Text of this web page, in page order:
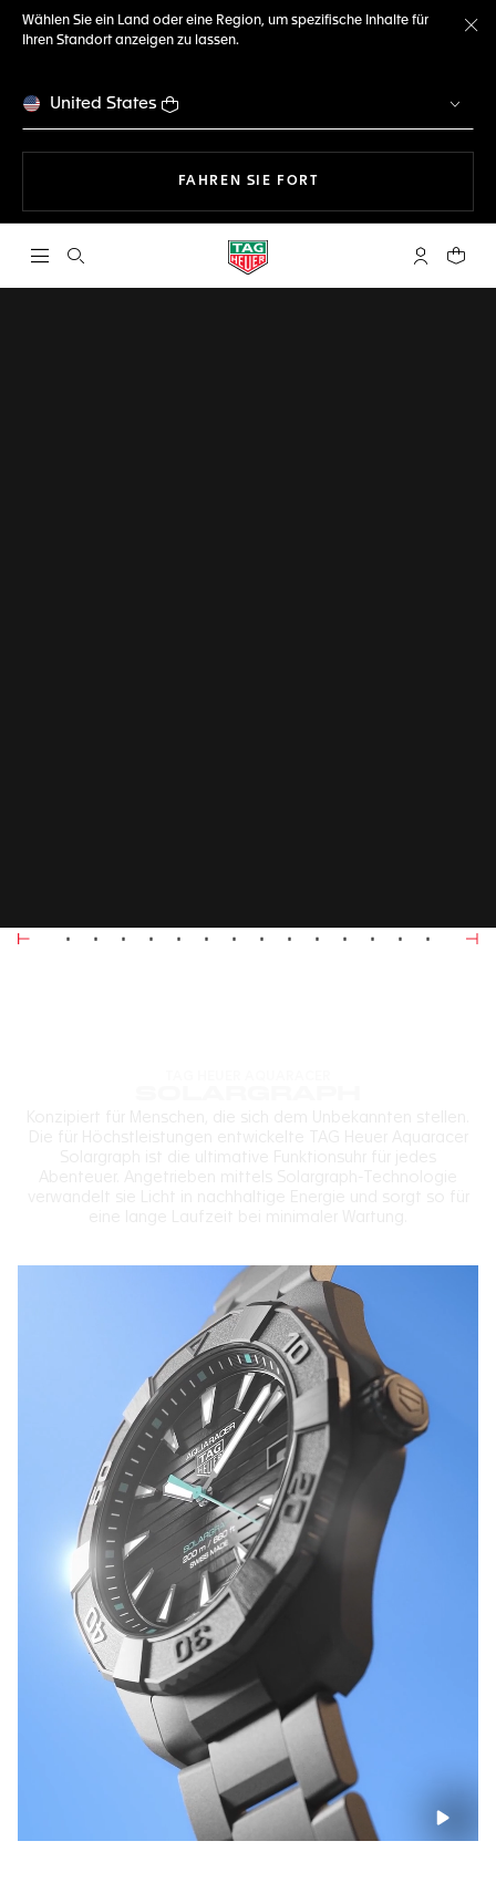
Wählen Sie ein Land oder eine Region, um spezifische Inhalte für
Ihren Standort anzeigen zu lassen.
United States
FAHREN SIE FORTMIT DER NAVIGATION
Suche öffnen My TAG
Ihr